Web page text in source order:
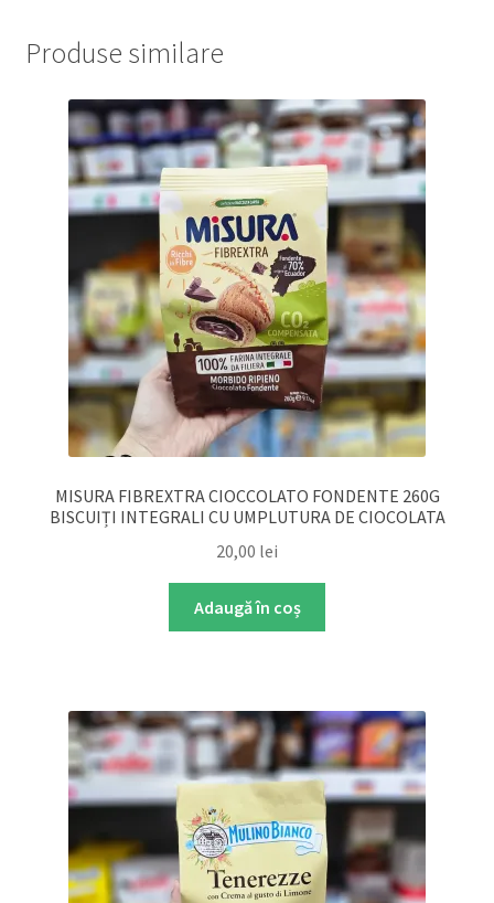
Produse similare
MISURA FIBREXTRA CIOCCOLATO FONDENTE 260G
BISCUIȚI INTEGRALI CU UMPLUTURA DE CIOCOLATA
20,00 lei
Adaugă în coș